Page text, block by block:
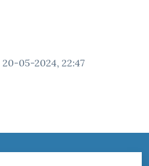
20-05-2024, 22:47